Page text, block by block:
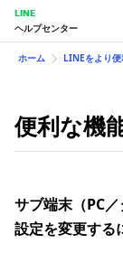
LINE
ヘルプセンター
ホーム LINEをより便
便利な機
サブ端末（PC
設定を変更する